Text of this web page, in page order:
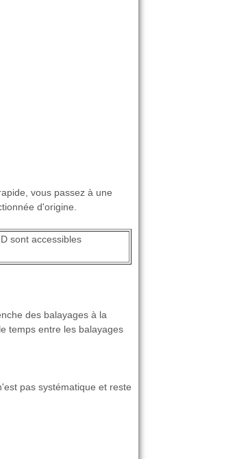
vous passez à une
d'origine.
sont accessibles
des balayages à la
temps entre les balayages
pas systématique et reste